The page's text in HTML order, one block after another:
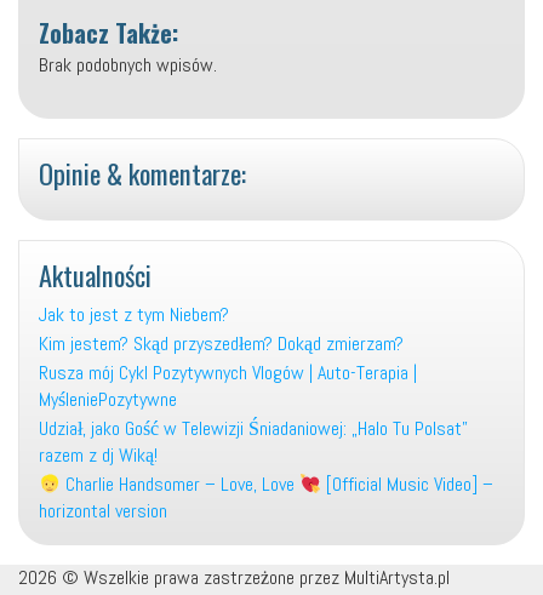
Zobacz Także:
Brak podobnych wpisów.
Opinie & komentarze:
Aktualności
Jak to jest z tym Niebem?
Kim jestem? Skąd przyszedłem? Dokąd zmierzam?
Rusza mój Cykl Pozytywnych Vlogów | Auto-Terapia |
MyśleniePozytywne
Udział, jako Gość w Telewizji Śniadaniowej: „Halo Tu Polsat”
razem z dj Wiką!
Charlie Handsomer – Love, Love
[Official Music Video] –
horizontal version
2026 © Wszelkie prawa zastrzeżone przez MultiArtysta.pl